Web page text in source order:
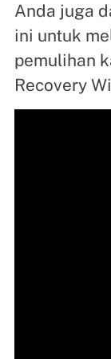
Anda juga
ini untuk
pemulihan
Recovery